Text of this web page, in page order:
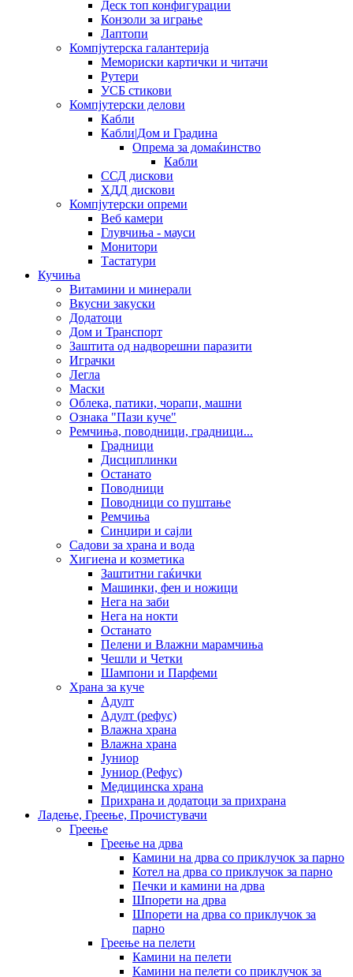
Деск топ конфигурации
Конзоли за играње
Лаптопи
Компјутерска галантерија
Мемориски картички и читачи
Рутери
УСБ стикови
Компјутерски делови
Кабли
Кабли|Дом и Градина
Опрема за домаќинство
Кабли
ССД дискови
ХДД дискови
Компјутерски опреми
Веб камери
Глувчиња - мауси
Монитори
Тастатури
Кучиња
Витамини и минерали
Вкусни закуски
Додатоци
Дом и Транспорт
Заштита од надворешни паразити
Играчки
Легла
Маски
Облека, патики, чорапи, машни
Ознака "Пази куче"
Ремчиња, поводници, градници...
Градници
Дисциплинки
Останато
Поводници
Поводници со пуштање
Ремчиња
Синџири и сајли
Садови за храна и вода
Хигиена и козметика
Заштитни гаќички
Машинки, фен и ножици
Нега на заби
Нега на нокти
Останато
Пелени и Влажни марамчиња
Чешли и Четки
Шампони и Парфеми
Храна за куче
Адулт
Адулт (рефус)
Влажна храна
Влажна храна
Јуниор
Јуниор (Рефус)
Медицинска храна
Прихрана и додатоци за прихрана
Ладење, Греење, Прочистувачи
Греење
Греење на дрва
Камини на дрва со приклучок за парно
Котел на дрва со приклучок за парно
Печки и камини на дрва
Шпорети на дрва
Шпорети на дрва со приклучок за
парно
Греење на пелети
Камини на пелети
Камини на пелети со приклучок за